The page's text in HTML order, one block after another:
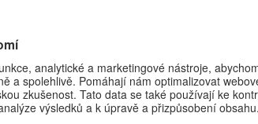
vytvořil Greg Zglinski
plný černého humoru
který upoutá diváka až do